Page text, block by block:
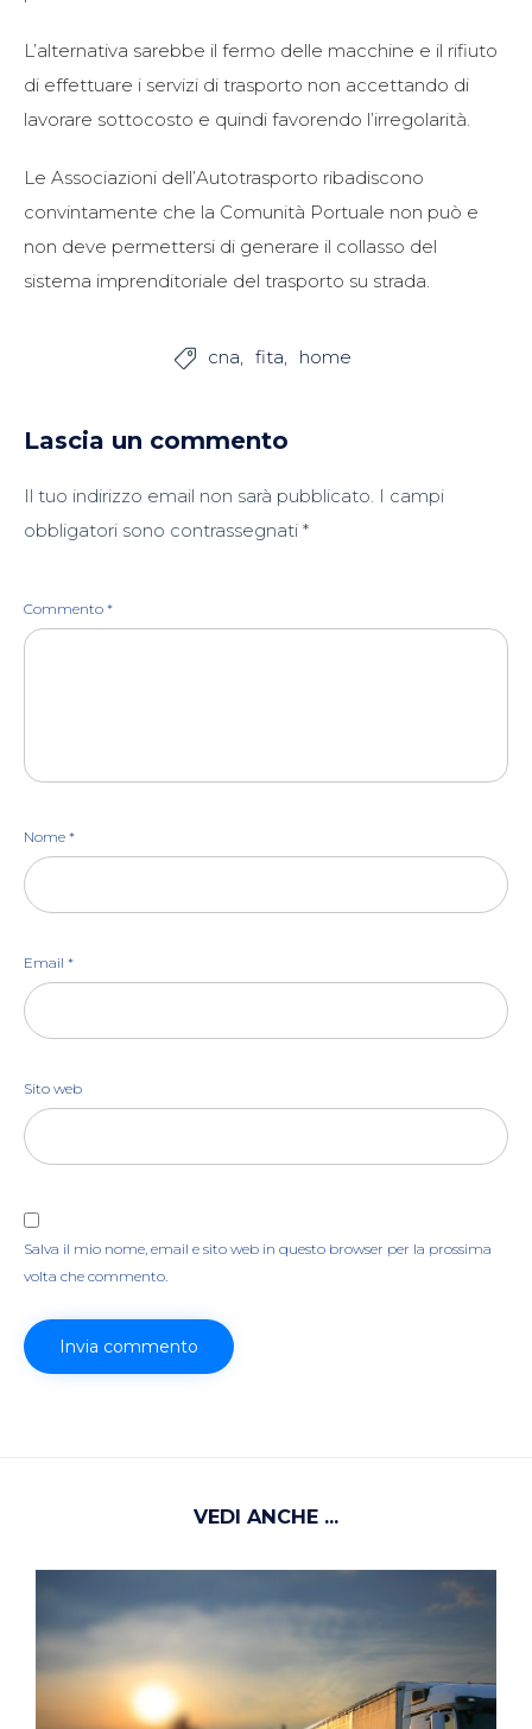
L’alternativa sarebbe il fermo delle macchine e il rifiuto
di effettuare i servizi di trasporto non accettando di
lavorare sottocosto e quindi favorendo l’irregolarità.
Le Associazioni dell’Autotrasporto ribadiscono
convintamente che la Comunità Portuale non può e
non deve permettersi di generare il collasso del
sistema imprenditoriale del trasporto su strada.
 cna fita home
Lascia un commento
Il tuo indirizzo email non sarà pubblicato. I campi
obbligatori sono contrassegnati *
Commento *
Nome *
Email *
Sito web
Salva il mio nome, email e sito web in questo browser per la prossima
volta che commento.
VEDI ANCHE ...